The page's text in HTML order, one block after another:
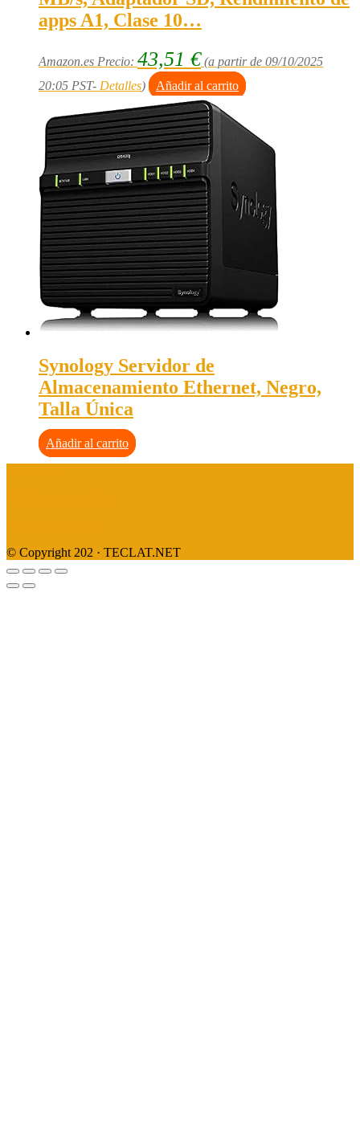
apps A1, Clase 10…
Amazon.es Precio: 43,51 € (a partir de 09/10/2025
20:05 PST- Detalles) Añadir al carrito
Synology Servidor de
Almacenamiento Ethernet, Negro,
Talla Única
Añadir al carrito
© Copyright 202 · TECLAT.NET